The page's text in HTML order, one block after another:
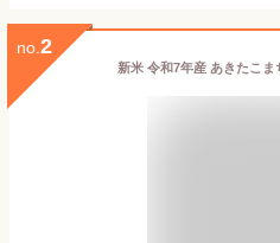
no. 2
新米 令和7年産 あきたこ